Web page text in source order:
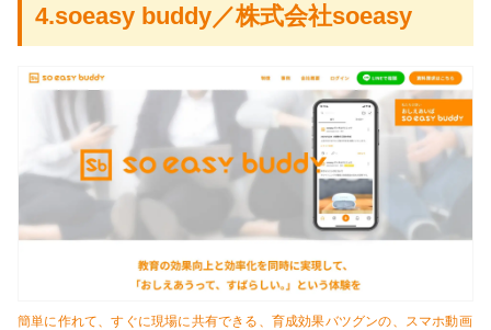
4.soeasy buddy／株式会社soeasy
簡単に作れて、すぐに現場に共有できる、育成効果バツグンの、スマホ動画